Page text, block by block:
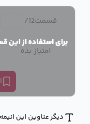
قسمت12
/
امتیاز بده
برای استفاده از این
دیگر عناوین این انیمه